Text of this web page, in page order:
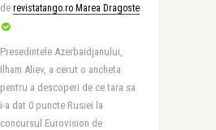
de revistatango.ro Marea Dragoste
Presedintele Azerbaidjanului,
Ilham Aliev, a cerut o ancheta
pentru a descoperi de ce tara sa
i-a dat 0 puncte Rusiei la
concursul Eurovision de